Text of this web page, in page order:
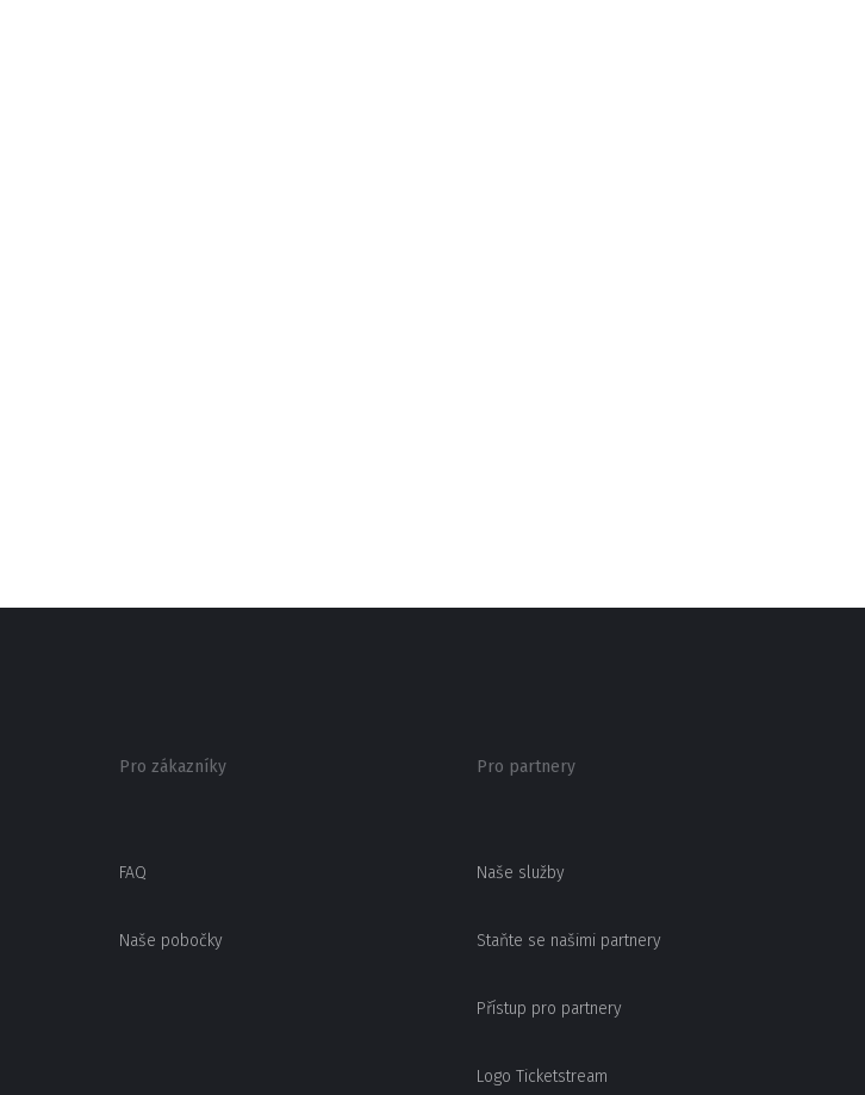
Pro zákazníky
FAQ
Naše pobočky
Pro partnery
Naše služby
Staňte se našimi partnery
Přístup pro partnery
Logo Ticketstream